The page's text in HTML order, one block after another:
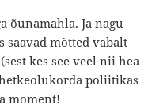
õunamahla. Ja nagu
mõtted vabalt
kes see veel nii hea
poliitikas
moment!